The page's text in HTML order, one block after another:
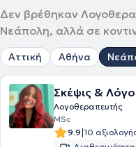
Δεν βρέθηκαν
Νεάπολη, αλλά σε
Αττική Αθήνα
Σκέψις &
Λογοθεραπευτής
MSc
9.9|10